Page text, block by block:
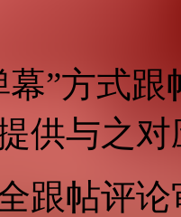
幕”方式
供与之
跟帖评